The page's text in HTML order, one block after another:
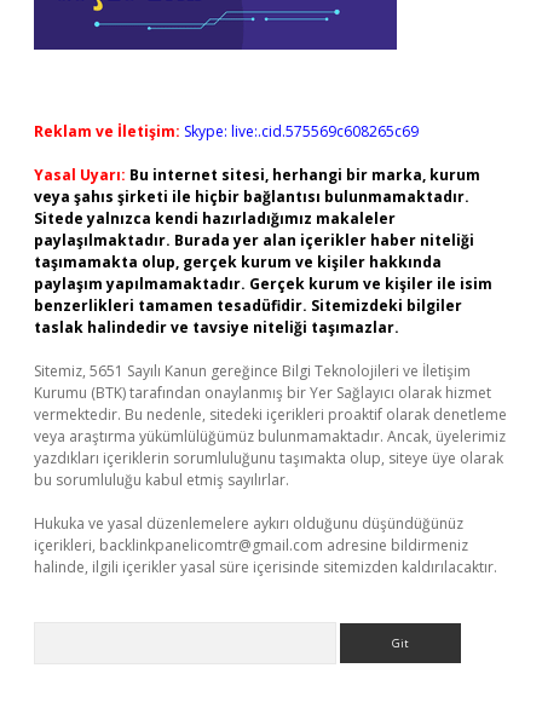
Reklam ve İletişim: Skype: live:.cid.575569c608265c69
Yasal Uyarı: Bu internet sitesi, herhangi bir marka, kurum
veya şahıs şirketi ile hiçbir bağlantısı bulunmamaktadır.
Sitede yalnızca kendi hazırladığımız makaleler
paylaşılmaktadır. Burada yer alan içerikler haber niteliği
taşımamakta olup, gerçek kurum ve kişiler hakkında
paylaşım yapılmamaktadır. Gerçek kurum ve kişiler ile isim
benzerlikleri tamamen tesadüfidir. Sitemizdeki bilgiler
taslak halindedir ve tavsiye niteliği taşımazlar.
Sitemiz, 5651 Sayılı Kanun gereğince Bilgi Teknolojileri ve İletişim
Kurumu (BTK) tarafından onaylanmış bir Yer Sağlayıcı olarak hizmet
vermektedir. Bu nedenle, sitedeki içerikleri proaktif olarak denetleme
veya araştırma yükümlülüğümüz bulunmamaktadır. Ancak, üyelerimiz
yazdıkları içeriklerin sorumluluğunu taşımakta olup, siteye üye olarak
bu sorumluluğu kabul etmiş sayılırlar.
Hukuka ve yasal düzenlemelere aykırı olduğunu düşündüğünüz
içerikleri, backlinkpanelicomtr@gmail.com adresine bildirmeniz
halinde, ilgili içerikler yasal süre içerisinde sitemizden kaldırılacaktır.